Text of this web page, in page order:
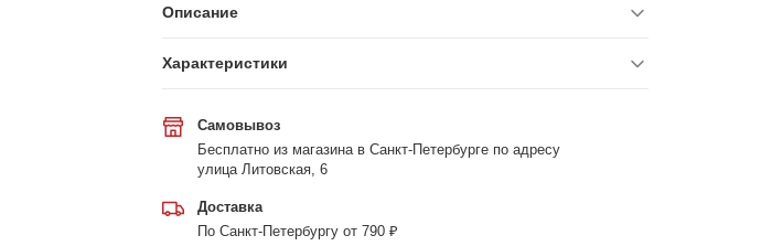
Описание
Характеристики
Самовывоз
Бесплатно из магазина в Санкт-Петербурге по адресу
улица Литовская, 6
Доставка
По Санкт-Петербургу от 790 ₽